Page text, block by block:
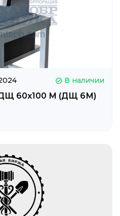
В наличии
60х100 М (ДЩ 6М)